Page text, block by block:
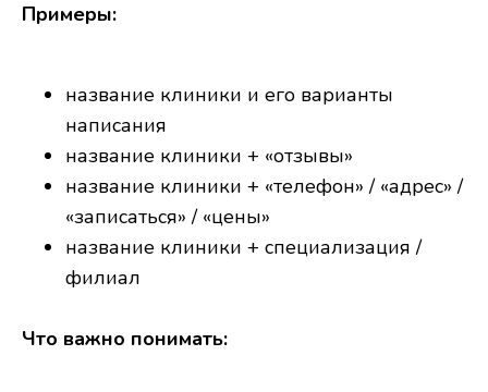
Примеры:
название клиники и его варианты
написания
название клиники + «отзывы»
название клиники + «телефон» / «адрес» /
«записаться» / «цены»
название клиники + специализация /
филиал
Что важно понимать: